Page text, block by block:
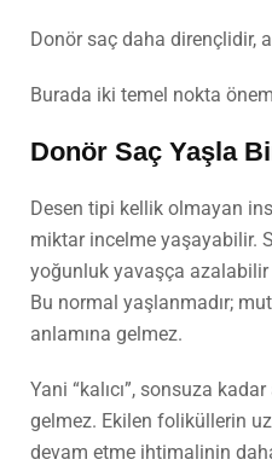
Donör saç daha dirençlidir,
Burada iki temel nokta
Donör Saç Yaşla
Desen tipi kellik olmayan
miktar incelme yaşayabilir.
yoğunluk yavaşça
Bu normal yaşlanmadır;
anlamına gelmez.
Yani “kalıcı”, sonsuza kadar
gelmez. Ekilen foliküllerin
devam etme ihtimalinin